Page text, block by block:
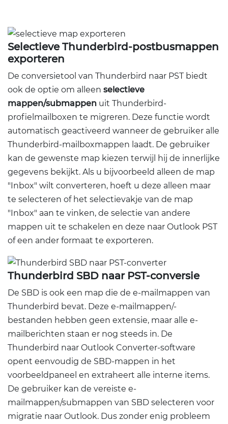
Selectieve Thunderbird-postbusmappen
exporteren
De conversietool van Thunderbird naar PST biedt
ook de optie om alleen selectieve
mappen/submappen uit Thunderbird-
profielmailboxen te migreren. Deze functie wordt
automatisch geactiveerd wanneer de gebruiker alle
Thunderbird-mailboxmappen laadt. De gebruiker
kan de gewenste map kiezen terwijl hij de innerlijke
gegevens bekijkt. Als u bijvoorbeeld alleen de map
"Inbox" wilt converteren, hoeft u deze alleen maar
te selecteren of het selectievakje van de map
"Inbox" aan te vinken, de selectie van andere
mappen uit te schakelen en deze naar Outlook PST
of een ander formaat te exporteren.
Thunderbird SBD naar PST-conversie
De SBD is ook een map die de e-mailmappen van
Thunderbird bevat. Deze e-mailmappen/-
bestanden hebben geen extensie, maar alle e-
mailberichten staan ​​er nog steeds in. De
Thunderbird naar Outlook Converter-software
opent eenvoudig de SBD-mappen in het
voorbeeldpaneel en extraheert alle interne items.
De gebruiker kan de vereiste e-
mailmappen/submappen van SBD selecteren voor
migratie naar Outlook. Dus zonder enig probleem